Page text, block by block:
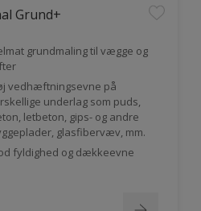
Grund+
grundmaling til vægge og
vedhæftningsevne på
underlag som puds,
letbeton, gips- og andre
glasfibervæv, mm.
fyldighed og dækkeevne